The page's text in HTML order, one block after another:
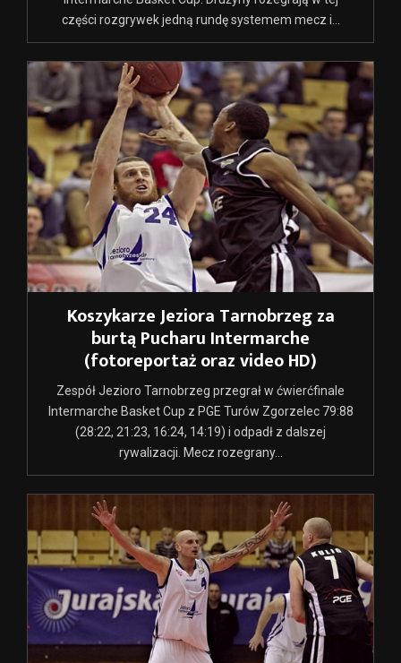
części rozgrywek jedną rundę systemem mecz i...
Koszykarze Jeziora Tarnobrzeg za
burtą Pucharu Intermarche
(fotoreportaż oraz video HD)
Zespół Jezioro Tarnobrzeg przegrał w ćwierćfinale
Intermarche Basket Cup z PGE Turów Zgorzelec 79:88
(28:22, 21:23, 16:24, 14:19) i odpadł z dalszej
rywalizacji. Mecz rozegrany...